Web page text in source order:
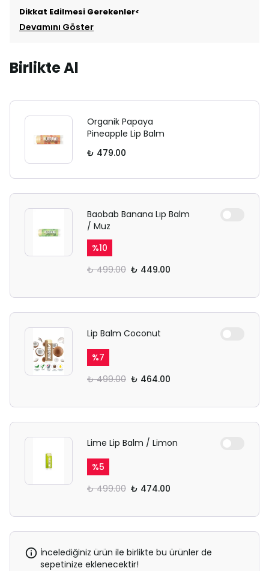
Dikkat Edilmesi Gerekenler<
Devamını Göster
Birlikte Al
Organik Papaya
Pineapple Lip Balm
₺ 479.00
Baobab Banana Lıp Balm
/ Muz
%10
₺ 499.00 ₺ 449.00
Lip Balm Coconut
%7
₺ 499.00 ₺ 464.00
Lime Lip Balm / Limon
%5
₺ 499.00 ₺ 474.00
İncelediğiniz ürün ile birlikte bu ürünler de
sepetinize eklenecektir!